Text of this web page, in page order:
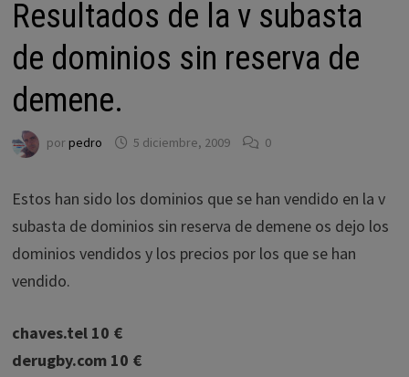
Resultados de la v subasta
de dominios sin reserva de
demene.
porpedro 5 diciembre, 2009 0
Estos han sido los dominios que se han vendido en la v
subasta de dominios sin reserva de demene os dejo los
dominios vendidos y los precios por los que se han
vendido.
chaves.tel 10 €
derugby.com 10 €